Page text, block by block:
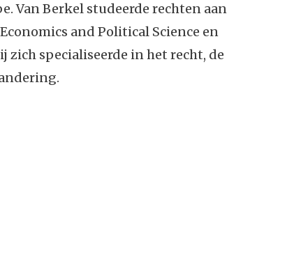
Van Berkel studeerde rechten aan
and Political Science en
zich specialiseerde in het recht, de